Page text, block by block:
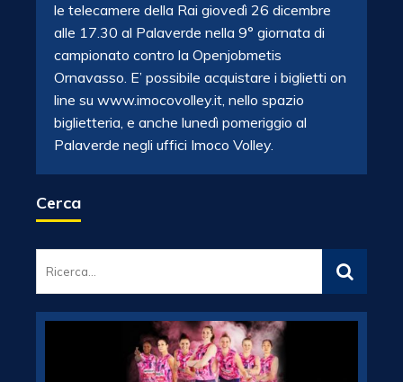
le telecamere della Rai giovedì 26 dicembre
alle 17.30 al Palaverde nella 9° giornata di
campionato contro la Openjobmetis
Ornavasso. E’ possibile acquistare i biglietti on
line su www.imocovolley.it, nello spazio
biglietteria, e anche lunedì pomeriggio al
Palaverde negli uffici Imoco Volley.
Cerca